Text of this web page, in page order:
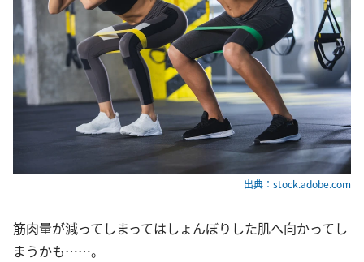
出典：stock.adobe.com
筋肉量が減ってしまってはしょんぼりした肌へ向かってし
まうかも……。